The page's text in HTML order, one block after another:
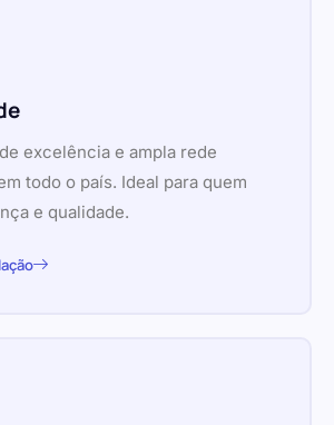
excelência e ampla rede
todo o país. Ideal para quem
e qualidade.